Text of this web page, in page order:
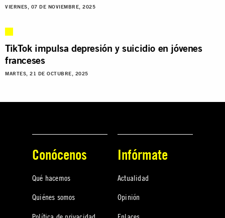
VIERNES, 07 DE NOVIEMBRE, 2025
TikTok impulsa depresión y suicidio en jóvenes
franceses
MARTES, 21 DE OCTUBRE, 2025
Conócenos
Qué hacemos
Quiénes somos
Infórmate
Actualidad
Opinión